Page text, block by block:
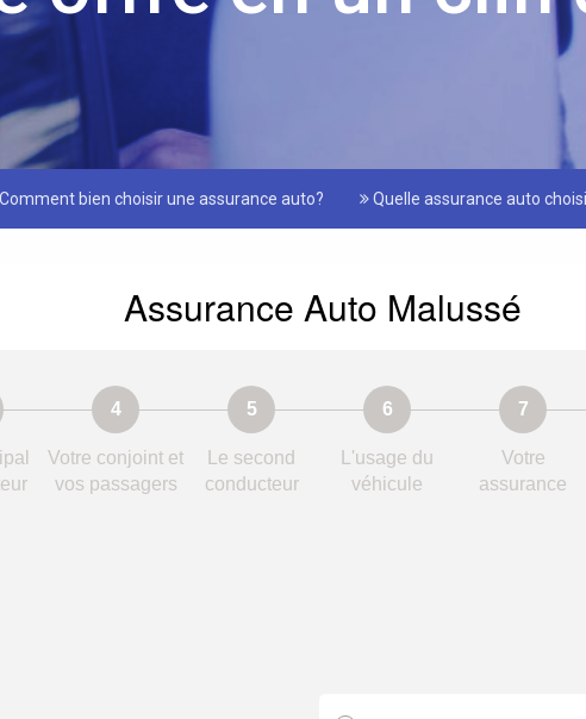
Comment bien choisir une assurance auto? Quelle assurance auto